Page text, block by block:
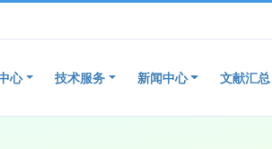
心 技术服务 新闻中心 文献汇总